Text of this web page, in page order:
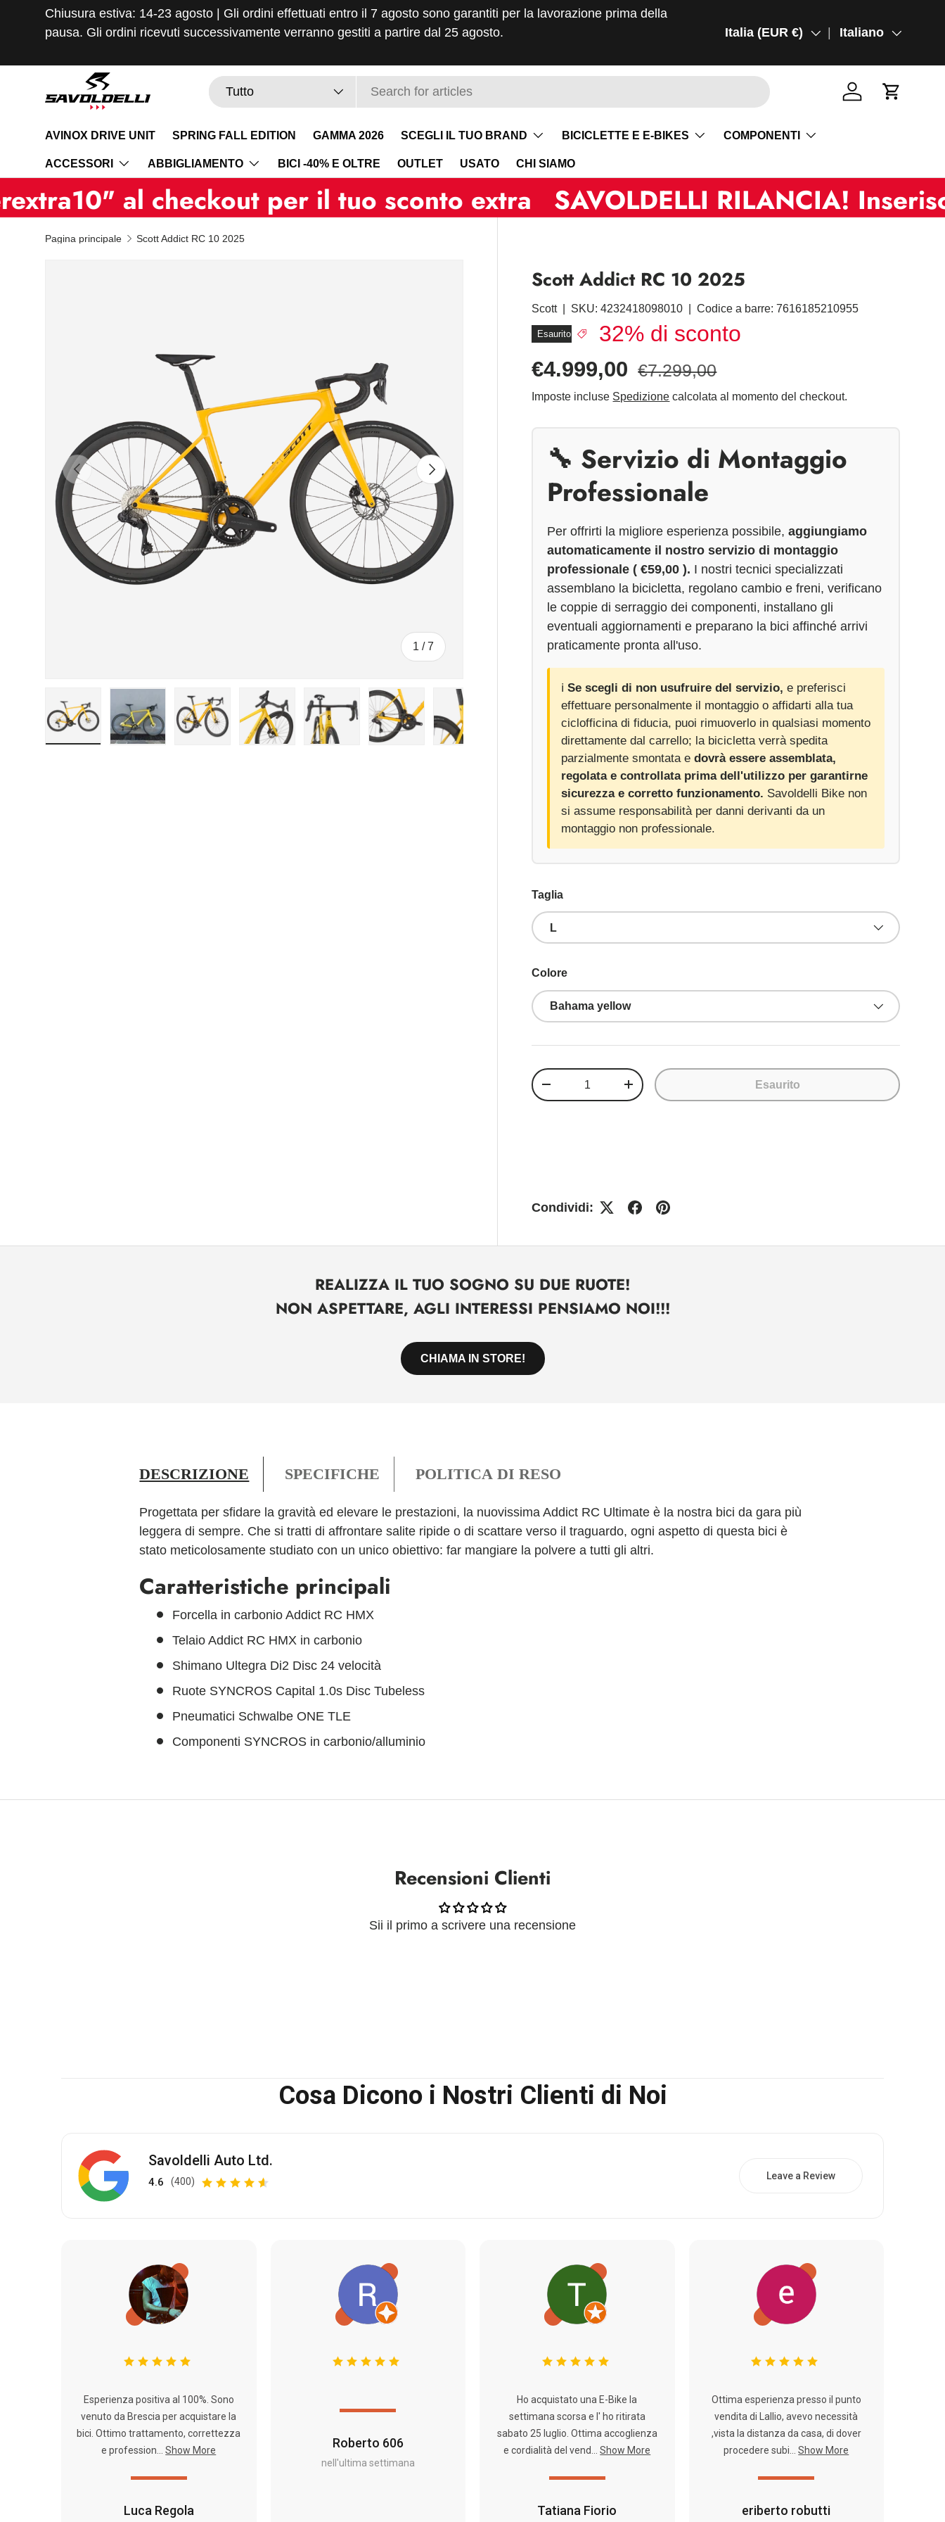
Passa ai contenuti
Chiusura estiva: 14-23 agosto | Gli ordini effettuati entro il 7 agosto sono garantiti per la lavorazione prima della
pausa. Gli ordini ricevuti successivamente verranno gestiti a partire dal 25 agosto.
Paese/Regione
Italia (EUR €) LinguaItaliano
Cerca
Tipo prodotto
Tutto
AccediCarrello
AVINOX DRIVE UNIT SPRING FALL EDITION GAMMA 2026 SCEGLI IL TUO BRAND BICICLETTE E E-BIKES COMPONENTI
ACCESSORI ABBIGLIAMENTO BICI -40% E OLTRE OUTLET USATO CHI SIAMO
al checkout per il tuo sconto extra SAVOLDELLI RILANCIA! Inserisci
Pagina principale Scott Addict RC 10 2025
Indietro
1 /di
7
Avanti
Carica immagine 5 nella visualizzazione galleria
Carica immagine 6 nella visualizzazione galleria
Carica immagine 7 nella visualizzazione galleria
Scott Addict RC 10 2025
Scott| SKU: 4232418098010 |Codice a barre: 7616185210955
Esaurito 32% di sconto
€4.999,00 €7.299,00
Imposte incluse Spedizione calcolata al momento del checkout.
🔧 Servizio di Montaggio
Professionale
Per offrirti la migliore esperienza possibile,aggiungiamo
automaticamente il nostro servizio di montaggio
professionale ( €59,00 ). I nostri tecnici specializzati
assemblano la bicicletta, regolano cambio e freni, verificano
le coppie di serraggio dei componenti, installano gli
eventuali aggiornamenti e preparano la bici affinché arrivi
praticamente pronta all'uso.
ℹ️Se scegli di non usufruire del servizio, e preferisci
effettuare personalmente il montaggio o affidarti alla tua
ciclofficina di fiducia, puoi rimuoverlo in qualsiasi momento
direttamente dal carrello; la bicicletta verrà spedita
parzialmente smontata e dovrà essere assemblata,
regolata e controllata prima dell'utilizzo per garantirne
sicurezza e corretto funzionamento. Savoldelli Bike non
si assume responsabilità per danni derivanti da un
montaggio non professionale.
Taglia
L
Colore
Bahama yellow
Q.tà
+ Esaurito
Condividi:
REALIZZA IL TUO SOGNO SU DUE RUOTE!
NON ASPETTARE, AGLI INTERESSI PENSIAMO NOI!!!
CHIAMA IN STORE!
DESCRIZIONE SPECIFICHE POLITICA DI RESO
Progettata per sfidare la gravità ed elevare le prestazioni, la nuovissima Addict RC Ultimate è la nostra bici da gara più
leggera di sempre. Che si tratti di affrontare salite ripide o di scattare verso il traguardo, ogni aspetto di questa bici è
stato meticolosamente studiato con un unico obiettivo: far mangiare la polvere a tutti gli altri.
Caratteristiche principali
Forcella in carbonio Addict RC HMX
Telaio Addict RC HMX in carbonio
Shimano Ultegra Di2 Disc 24 velocità
Ruote SYNCROS Capital 1.0s Disc Tubeless
Pneumatici Schwalbe ONE TLE
Componenti SYNCROS in carbonio/alluminio
Recensioni Clienti
Sii il primo a scrivere una recensione
Cosa Dicono i Nostri Clienti di Noi
Savoldelli Auto Ltd.
4.6 (400) Leave a Review
Luca Regola
Esperienza positiva al 100%. Sono
venuto da Brescia per acquistare la
bici. Ottimo trattamento, correttezza
e profession... Show More Roberto 606
nell'ultima settimana
Tatiana Fiorio
Ho acquistato una E-Bike la
settimana scorsa e l' ho ritirata
sabato 25 luglio. Ottima accoglienza
e cordialità del vend... Show More
eriberto robutti
Ottima esperienza presso il punto
vendita di Lallio, avevo necessità
,vista la distanza da casa, di dover
procedere subi... Show More